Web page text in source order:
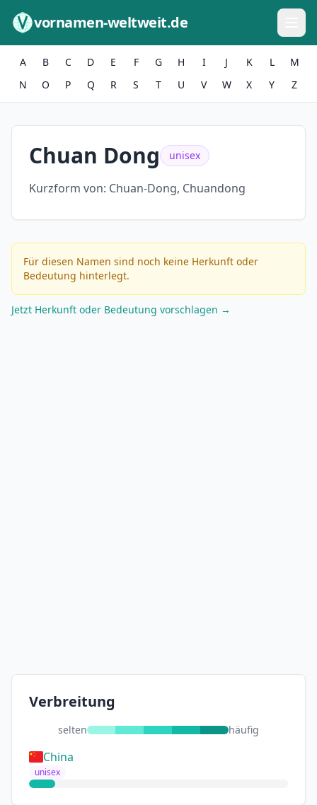
vornamen-weltweit.de
A B C D E F G H I J K L
M
N
O P Q R S T U V W X Y Z
Chuan Dong unisex
Kurzform von: Chuan-Dong, Chuandong
Für diesen Namen sind noch keine Herkunft oder
Bedeutung hinterlegt.
Jetzt Herkunft oder Bedeutung vorschlagen →
Verbreitung
selten häufig
China
unisex